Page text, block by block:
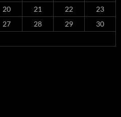
20 21 22
23
27 28 29
30